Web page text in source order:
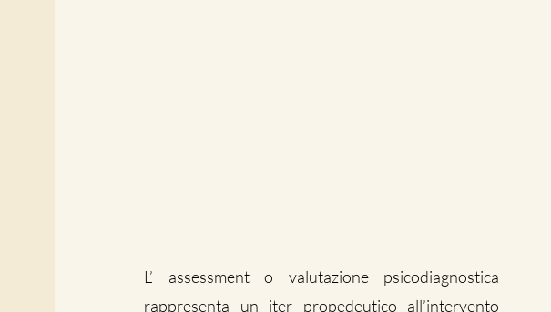
L’ assessment o valutazione psicodiagnostica
rappresenta un iter propedeutico all’intervento